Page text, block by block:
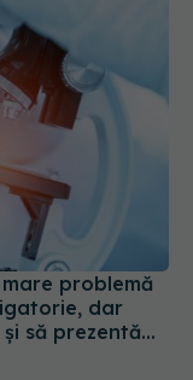
dar
să prezentăm
vaccin